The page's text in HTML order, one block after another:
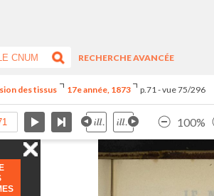
RECHERCHE AVANCÉE
des tissus 17e année, 1873 p.71 - vue 75/296
100%